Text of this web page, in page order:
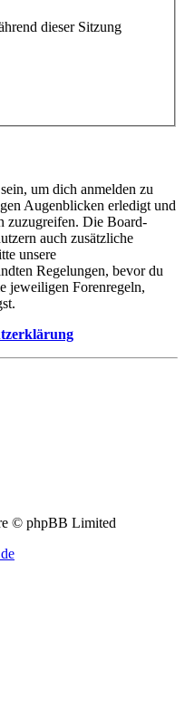
dieser Sitzung
um dich anmelden zu
Augenblicken erledigt und
zuzugreifen. Die Board-
auch zusätzliche
unsere
Regelungen, bevor du
jeweiligen Forenregeln,
© phpBB Limited